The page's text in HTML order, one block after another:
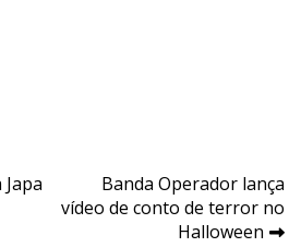
Banda Operador lança
vídeo de conto de terror no
Halloween